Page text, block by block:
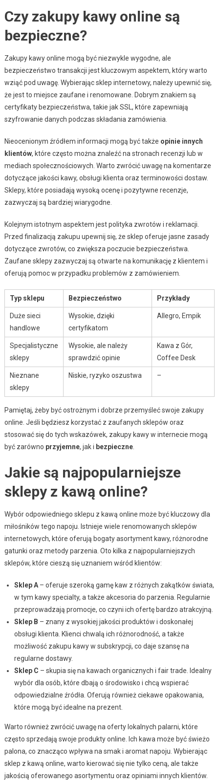
Czy zakupy kawy online są
bezpieczne?
Zakupy kawy online mogą być niezwykle wygodne, ale
bezpieczeństwo transakcji jest kluczowym aspektem, który warto
wziąć pod uwagę. Wybierając sklep internetowy, należy upewnić się,
że jest to miejsce zaufane i renomowane. Dobrym znakiem są
certyfikaty bezpieczeństwa, takie jak SSL, które zapewniają
szyfrowanie danych podczas składania zamówienia.
Nieocenionym źródłem informacji mogą być także opinie innych
klientów, które często można znaleźć na stronach recenzji lub w
mediach społecznościowych. Warto zwrócić uwagę na komentarze
dotyczące jakości kawy, obsługi klienta oraz terminowości dostaw.
Sklepy, które posiadają wysoką ocenę i pozytywne recenzje,
zazwyczaj są bardziej wiarygodne.
Kolejnym istotnym aspektem jest polityka zwrotów i reklamacji.
Przed finalizacją zakupu upewnij się, że sklep oferuje jasne zasady
dotyczące zwrotów, co zwiększa poczucie bezpieczeństwa.
Zaufane sklepy zazwyczaj są otwarte na komunikację z klientem i
oferują pomoc w przypadku problemów z zamówieniem.
Typ sklepu Bezpieczeństwo Przykłady
Duże sieci
handlowe
Wysokie, dzięki
certyfikatom
Allegro, Empik
Specjalistyczne
sklepy
Wysokie, ale należy
sprawdzić opinie
Kawa z Gór,
Coffee Desk
Nieznane
sklepy
Niskie, ryzyko oszustwa –
Pamiętaj, żeby być ostrożnym i dobrze przemyśleć swoje zakupy
online. Jeśli będziesz korzystać z zaufanych sklepów oraz
stosować się do tych wskazówek, zakupy kawy w internecie mogą
być zarówno przyjemne, jak i bezpieczne.
Jakie są najpopularniejsze
sklepy z kawą online?
Wybór odpowiedniego sklepu z kawą online może być kluczowy dla
miłośników tego napoju. Istnieje wiele renomowanych sklepów
internetowych, które oferują bogaty asortyment kawy, różnorodne
gatunki oraz metody parzenia. Oto kilka z najpopularniejszych
sklepów, które cieszą się uznaniem wśród klientów:
Sklep A– oferuje szeroką gamę kaw z różnych zakątków świata,
w tym kawy specialty, a także akcesoria do parzenia. Regularnie
przeprowadzają promocje, co czyni ich ofertę bardzo atrakcyjną.
Sklep B – znany z wysokiej jakości produktów i doskonałej
obsługi klienta. Klienci chwalą ich różnorodność, a także
możliwość zakupu kawy w subskrypcji, co daje szansę na
regularne dostawy.
Sklep C – skupia się na kawach organicznych i fair trade. Idealny
wybór dla osób, które dbają o środowisko i chcą wspierać
odpowiedzialne źródła. Oferują również ciekawe opakowania,
które mogą być idealne na prezent.
Warto również zwrócić uwagę na oferty lokalnych palarni, które
często sprzedają swoje produkty online. Ich kawa może być świeżo
palona, co znacząco wpływa na smak i aromat napoju. Wybierając
sklep z kawą online, warto kierować się nie tylko ceną, ale także
jakością oferowanego asortymentu oraz opiniami innych klientów.